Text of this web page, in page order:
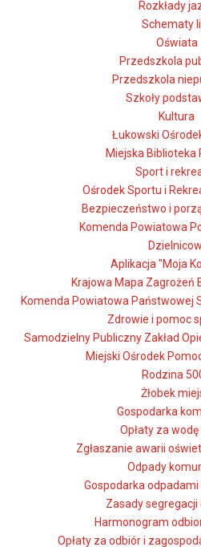
Rozkłady
Schematy
Oświata
Przedszkola
Przedszkola
Szkoły
Kultura
Łukowski
Miejska Biblioteka
Sport i
Ośrodek Sportu i
Bezpieczeństwo i
Komenda Powiatowa
Aplikacja "Moja
Krajowa Mapa Zagrożeń
Komenda Powiatowa Państwowej
Zdrowie i pomoc
Samodzielny Publiczny Zakład
Miejski Ośrodek
Rodzina
Żłobek
Gospodarka
Opłaty za wodę
Zgłaszanie awarii
Odpady
Gospodarka
Zasady segregacji
Harmonogram
Opłaty za odbiór i